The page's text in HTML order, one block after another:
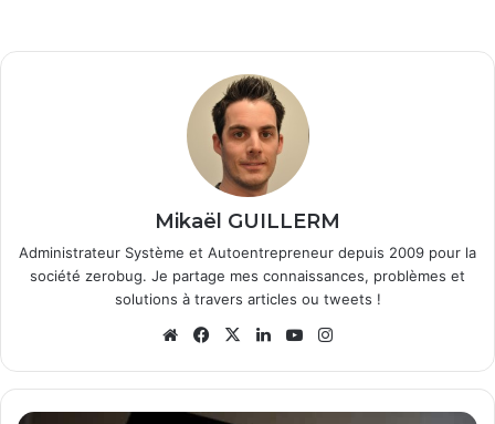
Mikaël GUILLERM
Administrateur Système et Autoentrepreneur depuis 2009 pour la
société zerobug. Je partage mes connaissances, problèmes et
solutions à travers articles ou tweets !
We
te
Fa
bo
ok
X
Lin
din
Yo
ub
e
ra
m